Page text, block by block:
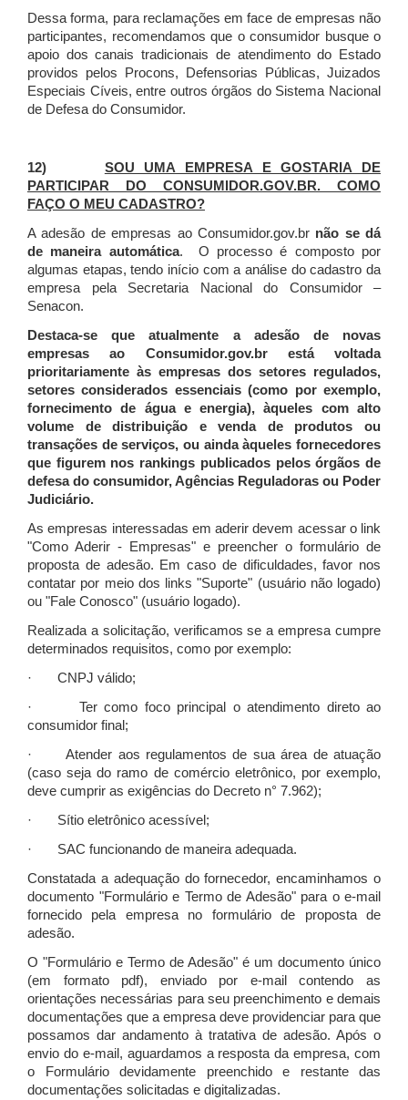
Dessa forma, para reclamações em face de empresas não
participantes, recomendamos que o consumidor busque o
apoio dos canais tradicionais de atendimento do Estado
providos pelos Procons, Defensorias Públicas, Juizados
Especiais Cíveis, entre outros órgãos do Sistema Nacional
de Defesa do Consumidor.
12) SOU UMA EMPRESA E GOSTARIA DE
PARTICIPAR DO CONSUMIDOR.GOV.BR. COMO
FAÇO O MEU CADASTRO?
A adesão de empresas ao Consumidor.gov.br não se dá
de maneira automática. O processo é composto por
algumas etapas, tendo início com a análise do cadastro da
empresa pela Secretaria Nacional do Consumidor –
Senacon.
Destaca-se que atualmente a adesão de novas
empresas ao Consumidor.gov.br está voltada
prioritariamente às empresas dos setores regulados,
setores considerados essenciais (como por exemplo,
fornecimento de água e energia), àqueles com alto
volume de distribuição e venda de produtos ou
transações de serviços, ou ainda àqueles fornecedores
que figurem nos rankings publicados pelos órgãos de
defesa do consumidor, Agências Reguladoras ou Poder
Judiciário.
As empresas interessadas em aderir devem acessar o link
"Como Aderir - Empresas" e preencher o formulário de
proposta de adesão. Em caso de dificuldades, favor nos
contatar por meio dos links "Suporte" (usuário não logado)
ou "Fale Conosco" (usuário logado).
Realizada a solicitação, verificamos se a empresa cumpre
determinados requisitos, como por exemplo:
· CNPJ válido;
· Ter como foco principal o atendimento direto ao
consumidor final;
· Atender aos regulamentos de sua área de atuação
(caso seja do ramo de comércio eletrônico, por exemplo,
deve cumprir as exigências do Decreto n° 7.962);
· Sítio eletrônico acessível;
· SAC funcionando de maneira adequada.
Constatada a adequação do fornecedor, encaminhamos o
documento "Formulário e Termo de Adesão" para o e-mail
fornecido pela empresa no formulário de proposta de
adesão.
O "Formulário e Termo de Adesão" é um documento único
(em formato pdf), enviado por e-mail contendo as
orientações necessárias para seu preenchimento e demais
documentações que a empresa deve providenciar para que
possamos dar andamento à tratativa de adesão. Após o
envio do e-mail, aguardamos a resposta da empresa, com
o Formulário devidamente preenchido e restante das
documentações solicitadas e digitalizadas.